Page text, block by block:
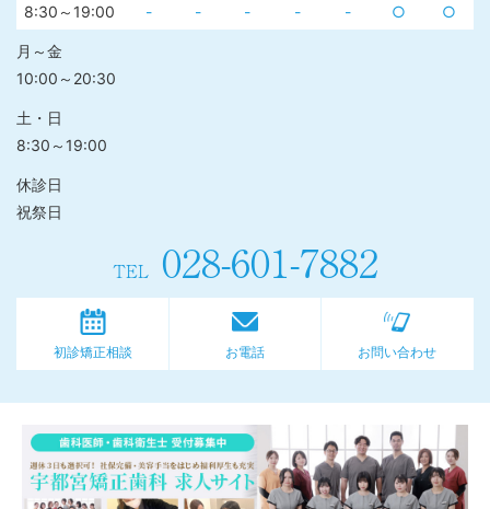
8:30～19:00 - - - - - ○ ○
月～金
10:00～20:30
土・日
8:30～19:00
休診日
祝祭日
TEL028-601-7882
初診矯正相談 お電話 お問い合わせ